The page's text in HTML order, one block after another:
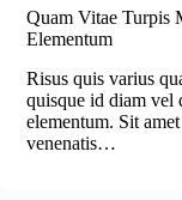
Quam Vitae Turpis
Elementum
Risus quis varius
quisque id diam vel
elementum. Sit
venenatis…